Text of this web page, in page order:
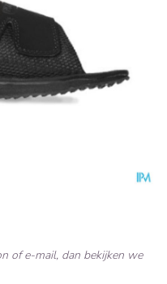
of e-mail, dan bekijken we